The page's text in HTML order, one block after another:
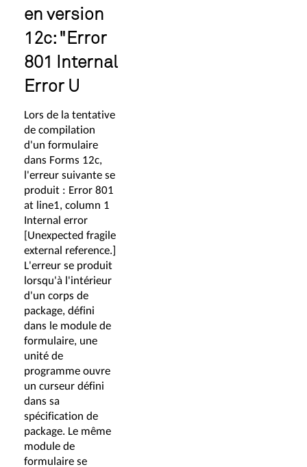
en version
12c: "Error
801 Internal
Error U
Lors de la tentative
de compilation
d'un formulaire
dans Forms 12c,
l'erreur suivante se
produit : Error 801
at line1, column 1
Internal error
[Unexpected fragile
external reference.]
L'erreur se produit
lorsqu'à l'intérieur
d'un corps de
package, défini
dans le module de
formulaire, une
unité de
programme ouvre
un curseur défini
dans sa
spécification de
package. Le même
module de
formulaire se